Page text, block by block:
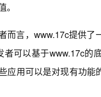
而言，www.17c提供
者可以基于www.17c的
应用可以是对现有功